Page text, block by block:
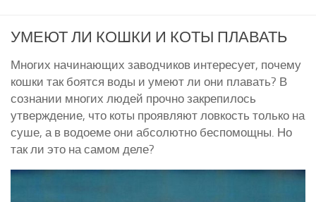
Декоративные
Мясо-яичные
Яичные
Инкубаторы
Здоровье кур
УМЕЮТ ЛИ КОШКИ И КОТЫ ПЛАВАТЬ
Многих начинающих заводчиков интересует, почему
кошки так боятся воды и умеют ли они плавать? В
сознании многих людей прочно закрепилось
утверждение, что коты проявляют ловкость только на
суше, а в водоеме они абсолютно беспомощны. Но
так ли это на самом деле?